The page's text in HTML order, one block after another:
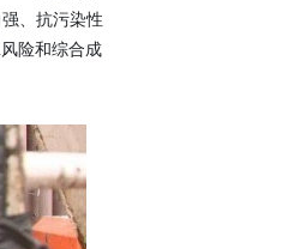
、抗污染性
险和综合成